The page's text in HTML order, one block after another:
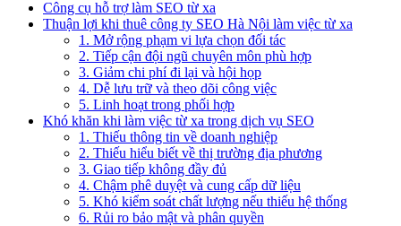
Công cụ hỗ trợ làm SEO từ xa
Thuận lợi khi thuê công ty SEO Hà Nội làm việc từ xa
1. Mở rộng phạm vi lựa chọn đối tác
2. Tiếp cận đội ngũ chuyên môn phù hợp
3. Giảm chi phí đi lại và hội họp
4. Dễ lưu trữ và theo dõi công việc
5. Linh hoạt trong phối hợp
Khó khăn khi làm việc từ xa trong dịch vụ SEO
1. Thiếu thông tin về doanh nghiệp
2. Thiếu hiểu biết về thị trường địa phương
3. Giao tiếp không đầy đủ
4. Chậm phê duyệt và cung cấp dữ liệu
5. Khó kiểm soát chất lượng nếu thiếu hệ thống
6. Rủi ro bảo mật và phân quyền